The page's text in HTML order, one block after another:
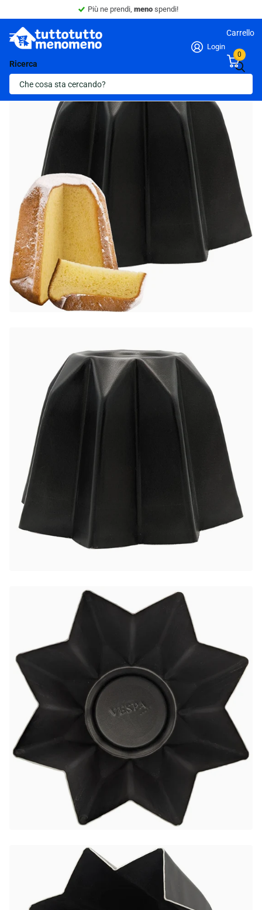
Sconto 10% - Minimo 4 articoli nel carrello.
Ricerca
Login
Carrello
0